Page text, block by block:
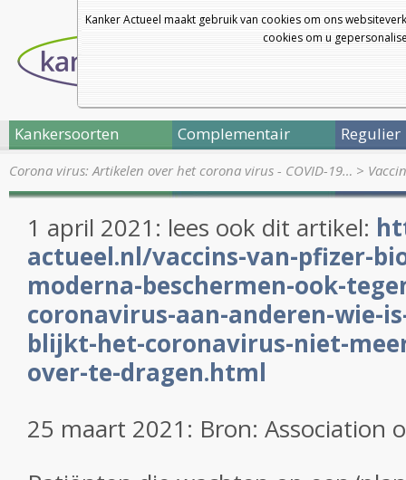
Kanker Actueel maakt gebruik van cookies om ons
cookies om u
Kankersoorten Complementair Regulier
Corona virus: Artikelen over het corona virus - COVID-19… >
1 april 2021: lees ook dit artikel:
actueel.nl/vaccins-van-pfizer-
moderna-beschermen-ook-
coronavirus-aan-anderen-wie-
blijkt-het-coronavirus-niet-
over-te-dragen.html
25 maart 2021: Bron: Association